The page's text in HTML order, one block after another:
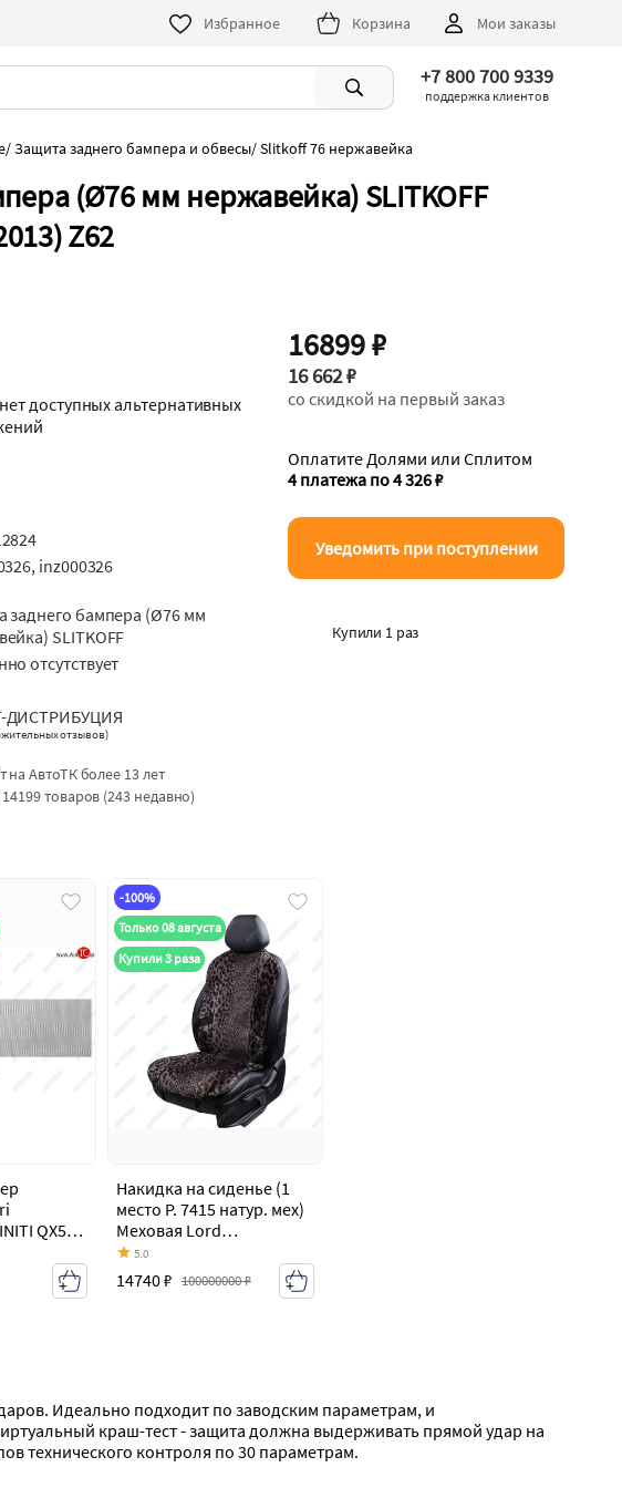
Избранное Корзина Мои заказы
+7 800 700 9339
поддержка клиентов
/Защита заднего бампера и обвесы/Slitkoff 76 нержавейка
(Ø76 мм нержавейка) SLITKOFF
Z62
доступных альтернативных
inz000326
заднего бампера (Ø76 мм
SLITKOFF
отсутствует
ДИСТРИБУЦИЯ
отзывов)
на АвтоТК более 13 лет
товаров (243 недавно)
16899 ₽
16 662 ₽
со скидкой на первый заказ
Оплатите Долями или Сплитом
4 платежа по 4 326 ₽
Уведомить при поступлении
Купили 1 раз
QX56
-100%
Только 08 августа
Купили 3 раза
Накидка на сиденье (1
место Р. 7415 натур. мех)
Меховая Lord
Autofashion INFINITI QX56
Z62 (2010-2013)
5.0
14740 ₽ 100000000 ₽
Идеально подходит по заводским параметрам, и
краш-тест - защита должна выдерживать прямой удар на